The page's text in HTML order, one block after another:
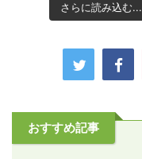
さらに読み込む...
おすすめ記事